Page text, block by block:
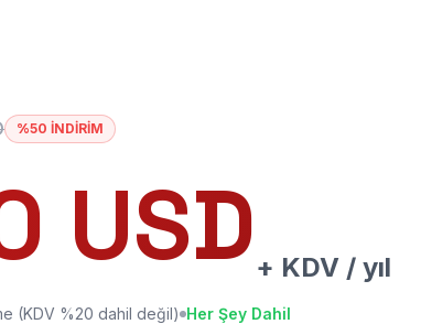
%50 İNDİRİM
USD + KDV / yıl
(KDV %20 dahil değil) Her Şey Dahil